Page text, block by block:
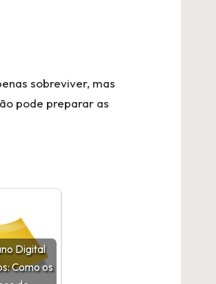
sobreviver, mas
pode preparar as
Digital
Como os